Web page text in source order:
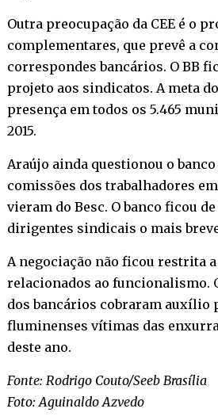
Outra preocupação da CEE é o
complementares, que prevê a
correspondes bancários. O BB
projeto aos sindicatos. A meta
presença em todos os 5.465
2015.
Araújo ainda questionou o banco
comissões dos trabalhadores
vieram do Besc. O banco ficou
dirigentes sindicais o mais
A negociação não ficou restrita
relacionados ao funcionalismo.
dos bancários cobraram auxílio
fluminenses vítimas das
deste ano.
Fonte: Rodrigo Couto/Seeb Brasília
Foto: Aguinaldo Azvedo